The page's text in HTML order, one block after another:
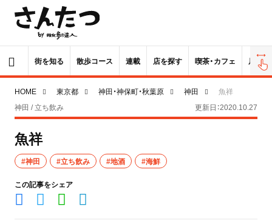
街を知る 散歩コース 連載 店を探す 喫茶・カフェ 居酒屋
HOME 東京都 神田・神保町・秋葉原 神田
魚祥
神田 / 立ち飲み
更新日：2020.10.27
魚祥
#神田 #立ち飲み #地酒 #海鮮
この記事をシェア